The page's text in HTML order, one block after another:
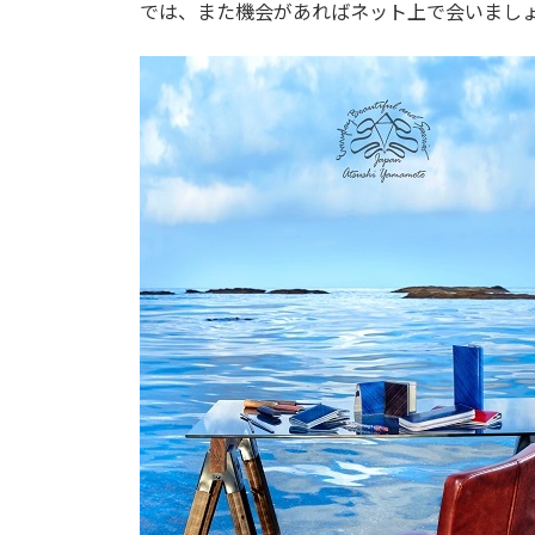
では、また機会があればネット上で会いまし